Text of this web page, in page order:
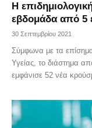
Η
εβδομάδα από 5
30 Σεπτεμβρίου 2021
Σύμφωνα με τα
Υγείας, το διάστημα
εμφάνισε 52 νέα